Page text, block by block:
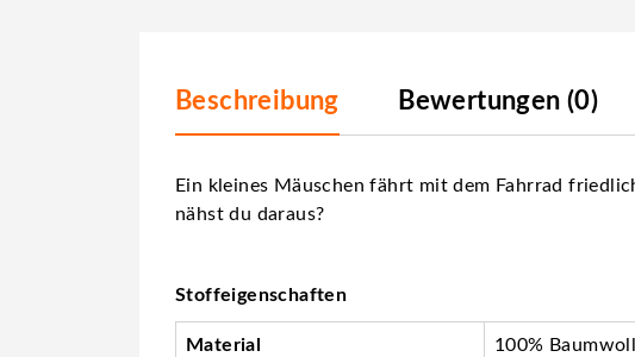
Beschreibung Bewertungen (0)
Ein kleines Mäuschen fährt mit dem Fahrrad
nähst du daraus?
Stoffeigenschaften
Material 100%